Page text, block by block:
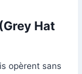
Hat
opèrent sans